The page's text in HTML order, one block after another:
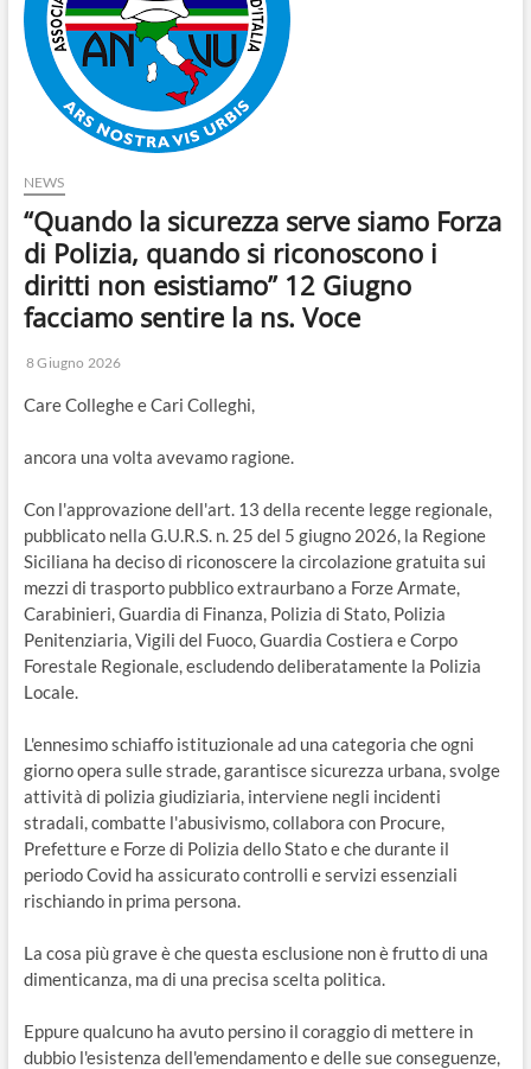
NEWS
“Quando la sicurezza serve siamo Forza
di Polizia, quando si riconoscono i
diritti non esistiamo” 12 Giugno
facciamo sentire la ns. Voce
8 Giugno 2026
Care Colleghe e Cari Colleghi,
ancora una volta avevamo ragione.
Con l'approvazione dell'art. 13 della recente legge regionale,
pubblicato nella G.U.R.S. n. 25 del 5 giugno 2026, la Regione
Siciliana ha deciso di riconoscere la circolazione gratuita sui
mezzi di trasporto pubblico extraurbano a Forze Armate,
Carabinieri, Guardia di Finanza, Polizia di Stato, Polizia
Penitenziaria, Vigili del Fuoco, Guardia Costiera e Corpo
Forestale Regionale, escludendo deliberatamente la Polizia
Locale.
L'ennesimo schiaffo istituzionale ad una categoria che ogni
giorno opera sulle strade, garantisce sicurezza urbana, svolge
attività di polizia giudiziaria, interviene negli incidenti
stradali, combatte l'abusivismo, collabora con Procure,
Prefetture e Forze di Polizia dello Stato e che durante il
periodo Covid ha assicurato controlli e servizi essenziali
rischiando in prima persona.
La cosa più grave è che questa esclusione non è frutto di una
dimenticanza, ma di una precisa scelta politica.
Eppure qualcuno ha avuto persino il coraggio di mettere in
dubbio l'esistenza dell'emendamento e delle sue conseguenze,